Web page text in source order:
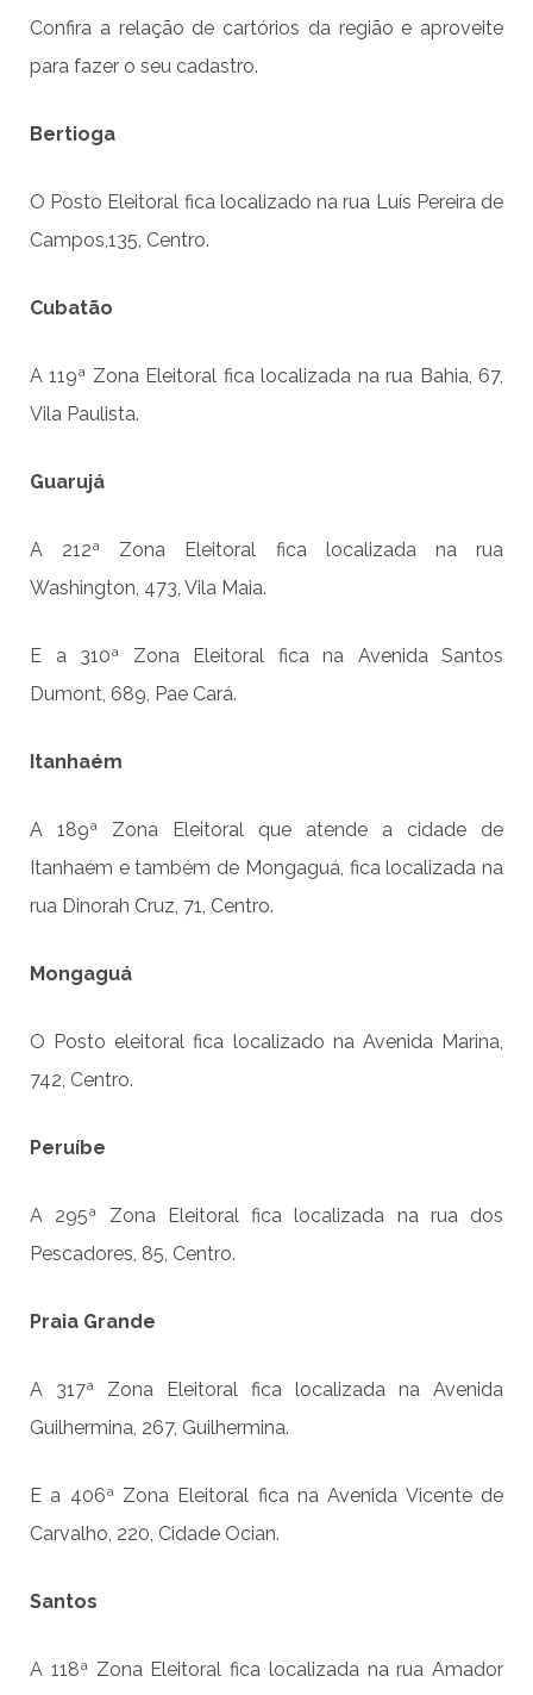
Confira a relação de cartórios da região e aproveite
para fazer o seu cadastro.
Bertioga
O Posto Eleitoral fica localizado na rua Luís Pereira de
Campos,135, Centro.
Cubatão
A 119ª Zona Eleitoral fica localizada na rua Bahia, 67,
Vila Paulista.
Guarujá
A 212ª Zona Eleitoral fica localizada na rua
Washington, 473, Vila Maia.
E a 310ª Zona Eleitoral fica na Avenida Santos
Dumont, 689, Pae Cará.
Itanhaém
A 189ª Zona Eleitoral que atende a cidade de
Itanhaém e também de Mongaguá, fica localizada na
rua Dinorah Cruz, 71, Centro.
Mongaguá
O Posto eleitoral fica localizado na Avenida Marina,
742, Centro.
Peruíbe
A 295ª Zona Eleitoral fica localizada na rua dos
Pescadores, 85, Centro.
Praia Grande
A 317ª Zona Eleitoral fica localizada na Avenida
Guilhermina, 267, Guilhermina.
E a 406ª Zona Eleitoral fica na Avenida Vicente de
Carvalho, 220, Cidade Ocian.
Santos
A 118ª Zona Eleitoral fica localizada na rua Amador